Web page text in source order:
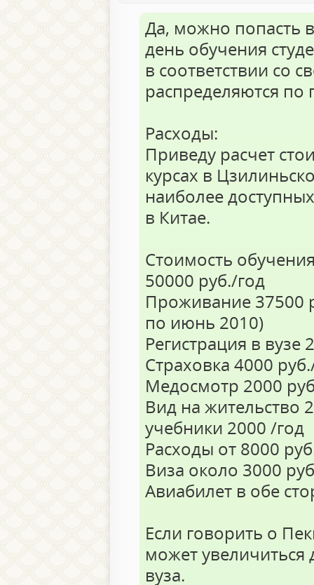
Да, можно попасть
день обучения
в соответствии со
распределяются по
Расходы:
Приведу расчет
курсах в
наиболее
в Китае.
Стоимость
50000 руб./год
Проживание 37500
по июнь 2010)
Регистрация в вузе
Страховка 4000
Медосмотр 2000
Вид на жительство
учебники 2000 /год
Расходы от 8000
Виза около 3000
Авиабилет в обе
Если говорить о
может увеличиться
вуза.